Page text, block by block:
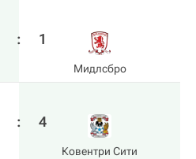
: 1
Мидлсбро
: 4
Ковентри Сити